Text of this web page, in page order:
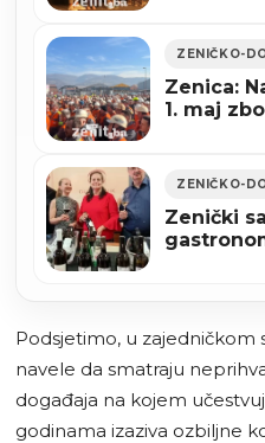
Zenica:
1. maj
Zenički
Podsjetimo, u zajedničkom
navele da smatraju
događaja na kojem
godinama izaziva ozbiljne